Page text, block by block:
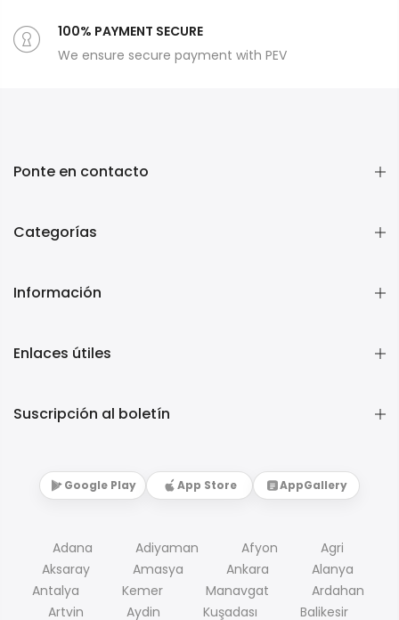
100% PAYMENT SECURE
We ensure secure payment with PEV
Ponte en contacto
Categorías
Información
Enlaces útiles
Suscripción al boletín
Google Play App Store AppGallery
Adana Adiyaman Afyon
Agri
Aksaray
Amasya Ankara
Alanya
Antalya
Kemer Manavgat
Ardahan
Artvin
Aydin Kuşadası Balikesir